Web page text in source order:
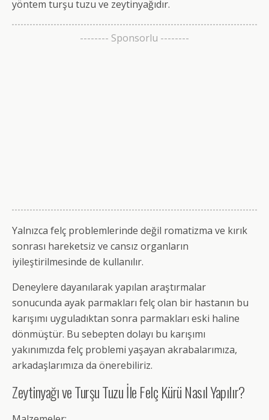
yöntem turşu tuzu ve zeytinyağıdır.
-------- Sponsorlu --------
Yalnızca felç problemlerinde değil romatizma ve kırık
sonrası hareketsiz ve cansız organların
iyileştirilmesinde de kullanılır.
Deneylere dayanılarak yapılan araştırmalar
sonucunda ayak parmakları felç olan bir hastanın bu
karışımı uyguladıktan sonra parmakları eski haline
dönmüştür. Bu sebepten dolayı bu karışımı
yakınımızda felç problemi yaşayan akrabalarımıza,
arkadaşlarımıza da önerebiliriz.
Zeytinyağı ve Turşu Tuzu İle Felç Kürü Nasıl Yapılır?